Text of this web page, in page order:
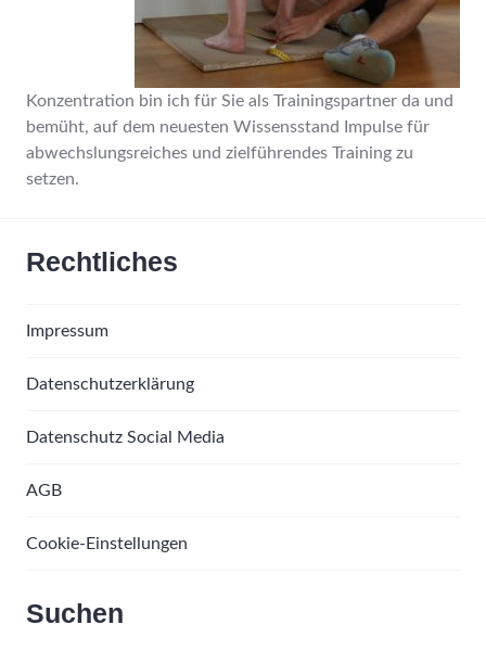
Konzentration bin ich für Sie als Trainingspartner da und
bemüht, auf dem neuesten Wissensstand Impulse für
abwechslungsreiches und zielführendes Training zu
setzen.
Rechtliches
Impressum
Datenschutzerklärung
Datenschutz Social Media
AGB
Cookie-Einstellungen
Suchen